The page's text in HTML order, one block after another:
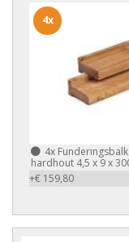
4x Funderingsbalk
hardhout 4,5 x 9 x
+€ 159,80
4x